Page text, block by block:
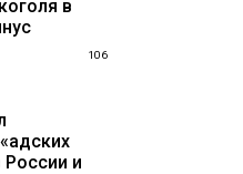
в
106
России и